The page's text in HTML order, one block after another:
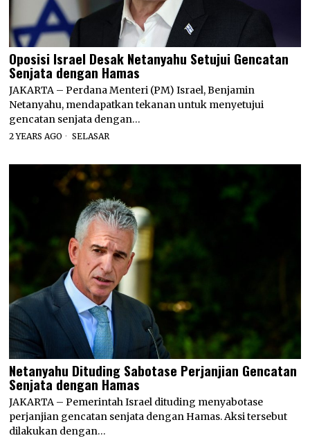
Oposisi Israel Desak Netanyahu Setujui Gencatan
Senjata dengan Hamas
JAKARTA – Perdana Menteri (PM) Israel, Benjamin
Netanyahu, mendapatkan tekanan untuk menyetujui
gencatan senjata dengan…
2 YEARS AGO SELASAR
Netanyahu Dituding Sabotase Perjanjian Gencatan
Senjata dengan Hamas
JAKARTA – Pemerintah Israel dituding menyabotase
perjanjian gencatan senjata dengan Hamas. Aksi tersebut
dilakukan dengan…